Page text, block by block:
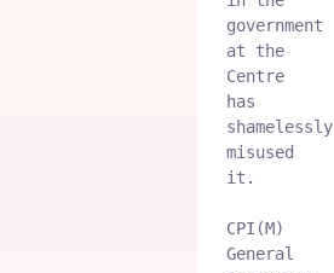
government
at the
Centre
has
shamelessly
misused
it.
CPI(M)
General